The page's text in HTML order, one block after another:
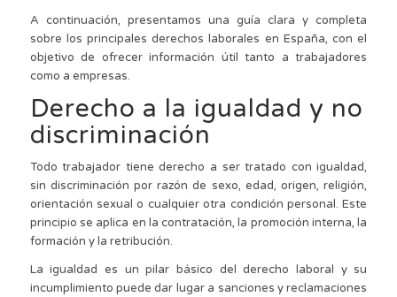
A continuación, presentamos una guía clara y completa
sobre los principales derechos laborales en España, con el
objetivo de ofrecer información útil tanto a trabajadores
como a empresas.
Derecho a la igualdad y no
discriminación
Todo trabajador tiene derecho a ser tratado con igualdad,
sin discriminación por razón de sexo, edad, origen, religión,
orientación sexual o cualquier otra condición personal. Este
principio se aplica en la contratación, la promoción interna, la
formación y la retribución.
La igualdad es un pilar básico del derecho laboral y su
incumplimiento puede dar lugar a sanciones y reclamaciones